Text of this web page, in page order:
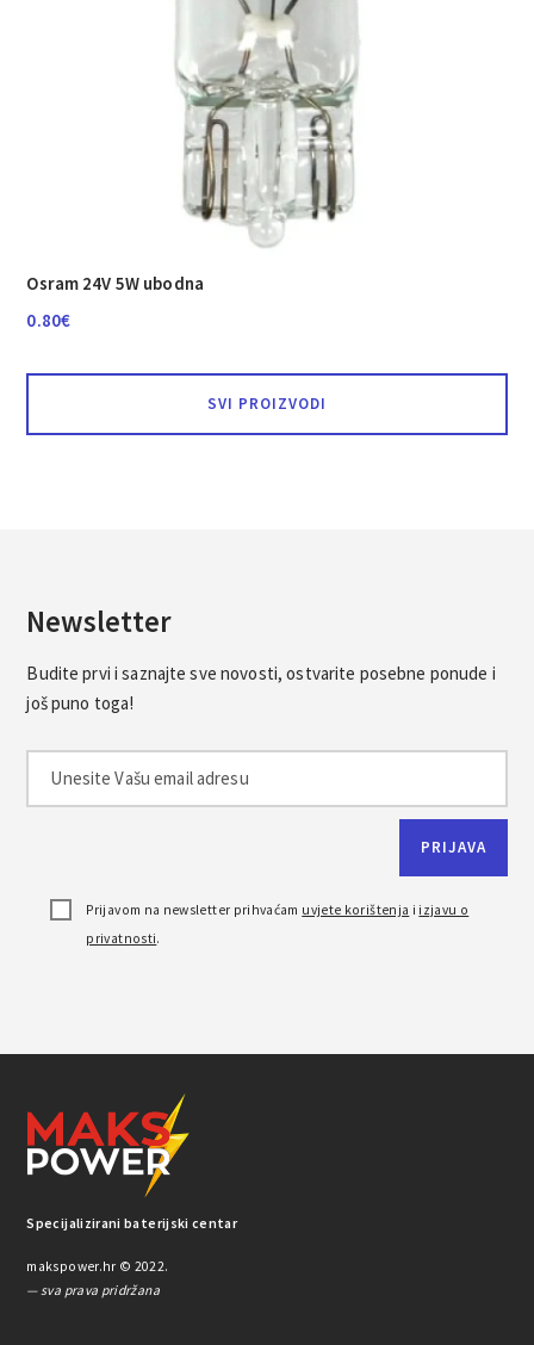
Osram 24V 5W ubodna
0.80€
SVI PROIZVODI
Newsletter
Budite prvi i saznajte sve novosti, ostvarite posebne ponude i
još puno toga!
Prijavom na newsletter prihvaćam uvjete korištenja i izjavu o
privatnosti.
Specijalizirani baterijski centar
makspower.hr © 2022.
— sva prava pridržana